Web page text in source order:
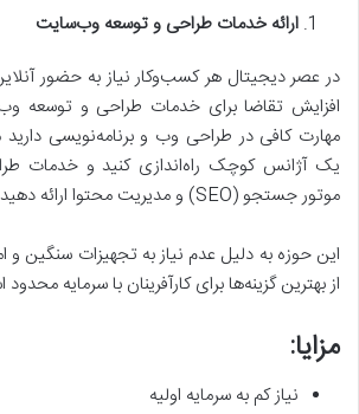
ارائه خدمات طراحی و توسعه وب‌سایت
در عصر دیجیتال هر کسب‌وکار نیاز به حضور
افزایش تقاضا برای خدمات طراحی و توسعه
مهارت کافی در طراحی وب و برنامه‌نویسی دارید
یک آژانس کوچک راه‌اندازی کنید و خدمات
موتور جستجو (SEO) و مدیریت محتوا ارائه دهید.
این حوزه به دلیل عدم نیاز به تجهیزات سنگین و
از بهترین گزینه‌ها برای کارآفرینان با سرمایه
مزایا:
نیاز کم به سرمایه اولیه